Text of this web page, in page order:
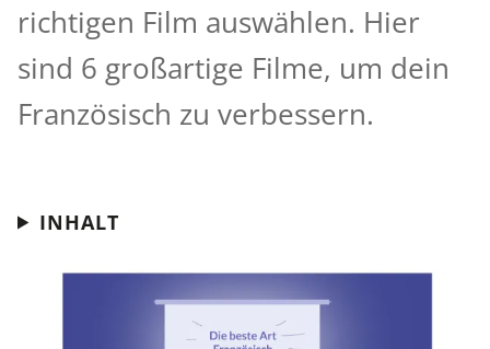
richtigen Film auswählen. Hier
sind 6 großartige Filme, um dein
Französisch zu verbessern.
INHALT